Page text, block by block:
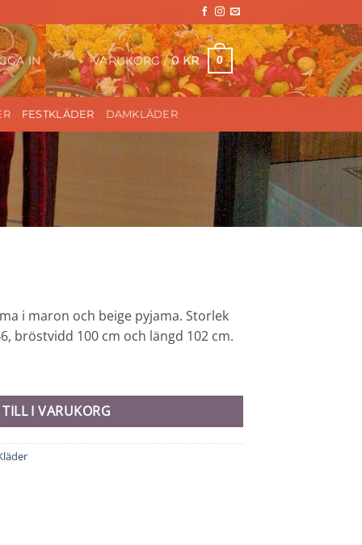
IN VARUKORG /0 KR 0
FESTKLÄDER DAMKLÄDER
i maron och beige pyjama. Storlek
bröstvidd 100 cm och längd 102 cm.
I VARUKORG